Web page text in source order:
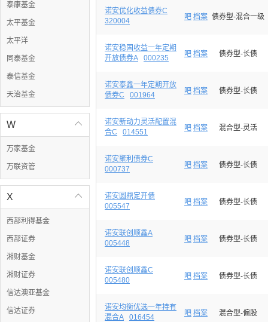
泰康基金
太平基金
太平洋
同泰基金
泰信基金
天治基金

W
万家基金
万联资管

X
西部利得基金
西部证券
湘财基金
湘财证券
信达澳亚基金
信达证券
诺安优化收益债券C
320004
吧 档案 债券型-混合一级
诺安稳固收益一年定期
开放债券A
000235 吧 档案 债券型-长债
诺安泰鑫一年定期开放
债券C
001964 吧 档案 债券型-长债
诺安新动力灵活配置混
合C
014551 吧 档案 混合型-灵活
诺安聚利债券C
000737
吧 档案 债券型-长债
诺安圆鼎定开债
005547
吧 档案 债券型-长债
诺安联创顺鑫A
005448
吧 档案 债券型-长债
诺安联创顺鑫C
005480
吧 档案 债券型-长债
诺安均衡优选一年持有
混合A
016454 吧 档案 混合型-偏股